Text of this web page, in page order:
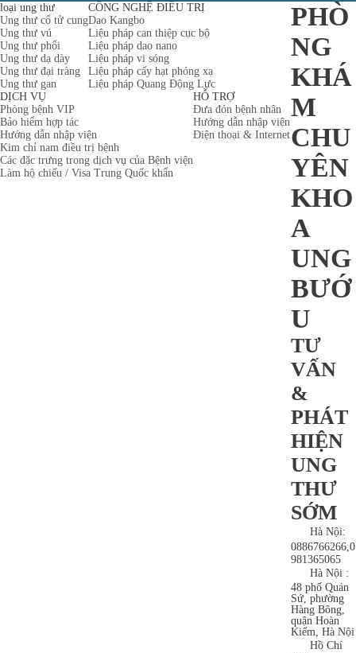
loại ung thư
Ung thư cổ tử cung
Ung thư vú
Ung thư phổi
Ung thư dạ dày
Ung thư đại tràng
Ung thư gan
CÔNG NGHỆ ĐIỀU TRỊ
Dao Kangbo
Liệu pháp can thiệp cục bộ
Liệu pháp dao nano
Liệu pháp vi sóng
Liệu pháp cấy hạt phóng xạ
Liệu pháp Quang Động Lực
DỊCH VỤ
Phòng bệnh VIP
Bảo hiểm hợp tác
Hướng dẫn nhập viện
Kim chỉ nam điều trị bệnh
Các đặc trưng trong dịch vụ của Bệnh viện
Làm hộ chiếu / Visa Trung Quốc khẩn
HỖ TRỢ
Đưa đón bệnh nhân
Hướng dẫn nhập viện
Điện thoại & Internet
PHÒ
NG
KHÁ
M
CHU
YÊN
KHO
A
UNG
BƯỚ
U
TƯ
VẤN
&
PHÁT
HIỆN
UNG
THƯ
SỚM
Hà Nội:
0886766266,0
981365065
Hà Nội :
48 phố Quán
Sứ, phường
Hàng Bông,
quận Hoàn
Kiếm, Hà Nội
Hồ Chí